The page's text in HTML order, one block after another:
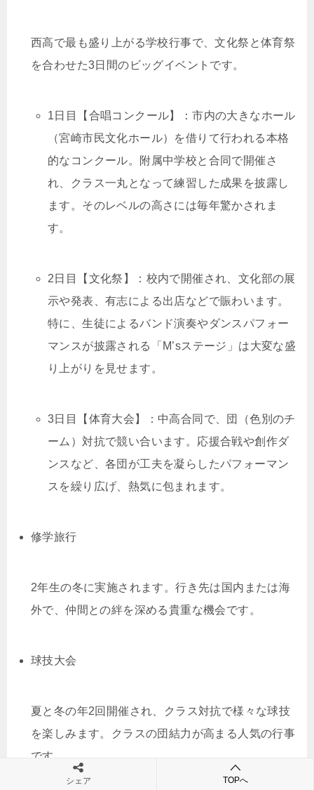
西高で最も盛り上がる学校行事で、文化祭と体育祭
を合わせた3日間のビッグイベントです。
1日目【合唱コンクール】：市内の大きなホール
（宮崎市民文化ホール）を借りて行われる本格
的なコンクール。附属中学校と合同で開催さ
れ、クラス一丸となって練習した成果を披露し
ます。そのレベルの高さには毎年驚かされま
す。
2日目【文化祭】：校内で開催され、文化部の展
示や発表、有志による出店などで賑わいます。
特に、生徒によるバンド演奏やダンスパフォー
マンスが披露される「M’sステージ」は大変な盛
り上がりを見せます。
3日目【体育大会】：中高合同で、団（色別のチ
ーム）対抗で競い合います。応援合戦や創作ダ
ンスなど、各団が工夫を凝らしたパフォーマン
スを繰り広げ、熱気に包まれます。
修学旅行
2年生の冬に実施されます。行き先は国内または海
外で、仲間との絆を深める貴重な機会です。
球技大会
夏と冬の年2回開催され、クラス対抗で様々な球技
を楽しみます。クラスの団結力が高まる人気の行事
です。
シェア TOPへ